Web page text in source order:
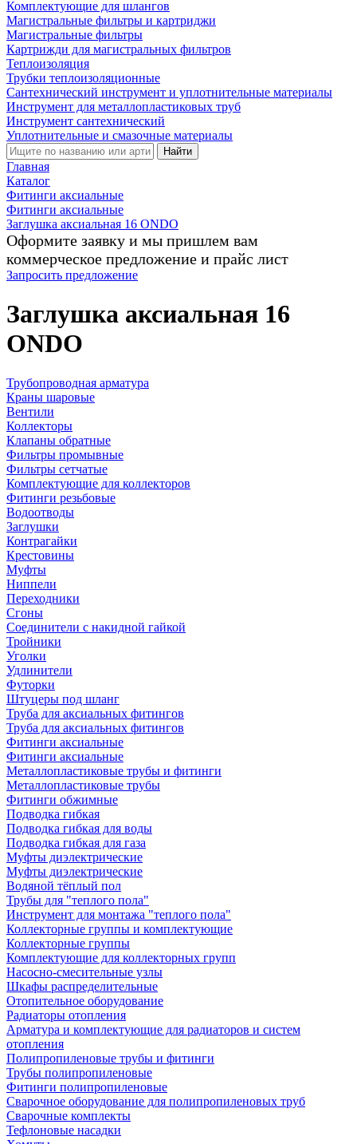
Комплектующие для шлангов
Магистральные фильтры и картриджи
Магистральные фильтры
Картрижди для магистральных фильтров
Теплоизоляция
Трубки теплоизоляционные
Сантехнический инструмент и уплотнительные материалы
Инструмент для металлопластиковых труб
Инструмент сантехнический
Уплотнительные и смазочные материалы
Найти
Главная
Каталог
Фитинги аксиальные
Фитинги аксиальные
Заглушка аксиальная 16 ONDO
Оформите заявку и мы пришлем вам
коммерческое предложение и прайс лист
Запросить предложение
Заглушка аксиальная 16
ONDO
Трубопроводная арматура
Краны шаровые
Вентили
Коллекторы
Клапаны обратные
Фильтры промывные
Фильтры сетчатые
Комплектующие для коллекторов
Фитинги резьбовые
Водоотводы
Заглушки
Контрагайки
Крестовины
Муфты
Ниппели
Переходники
Сгоны
Соединители с накидной гайкой
Тройники
Уголки
Удлинители
Футорки
Штуцеры под шланг
Труба для аксиальных фитингов
Труба для аксиальных фитингов
Фитинги аксиальные
Фитинги аксиальные
Металлопластиковые трубы и фитинги
Металлопластиковые трубы
Фитинги обжимные
Подводка гибкая
Подводка гибкая для воды
Подводка гибкая для газа
Муфты диэлектрические
Муфты диэлектрические
Водяной тёплый пол
Трубы для "теплого пола"
Инструмент для монтажа "теплого пола"
Коллекторные группы и комплектующие
Коллекторные группы
Комплектующие для коллекторных групп
Насосно-смесительные узлы
Шкафы распределительные
Отопительное оборудование
Радиаторы отопления
Арматура и комплектующие для радиаторов и систем
отопления
Полипропиленовые трубы и фитинги
Трубы полипропиленовые
Фитинги полипропиленовые
Сварочное оборудование для полипропиленовых труб
Сварочные комплекты
Тефлоновые насадки